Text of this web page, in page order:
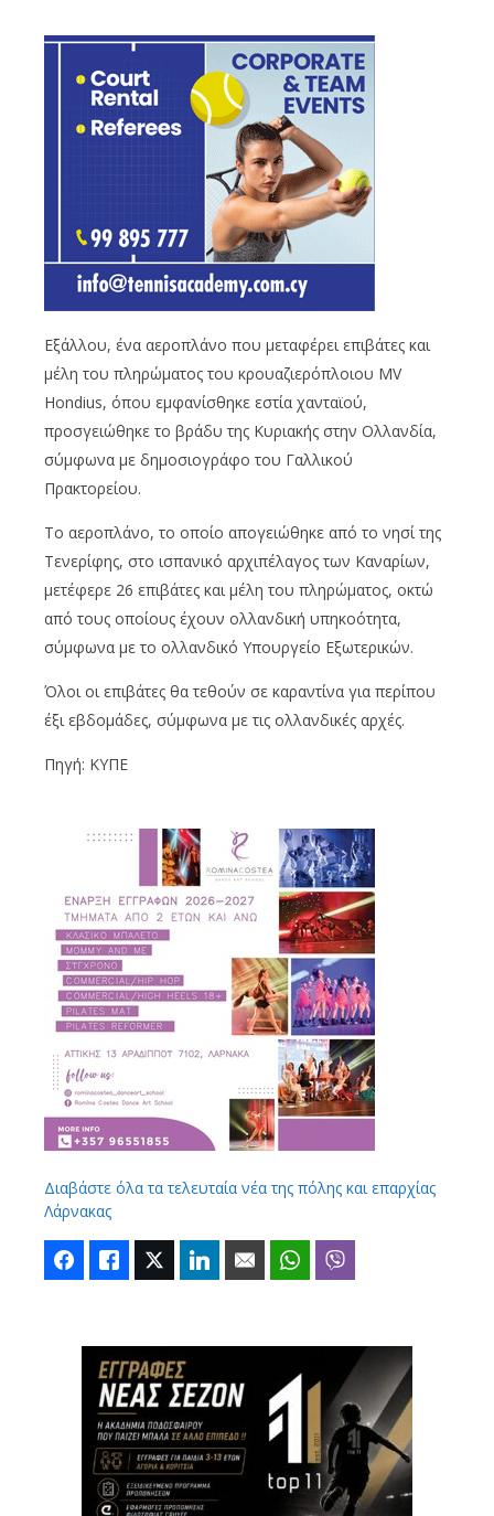
Εξάλλου, ένα αεροπλάνο που μεταφέρει επιβάτες και
μέλη του πληρώματος του κρουαζιερόπλοιου MV
Hondius, όπου εμφανίσθηκε εστία χανταϊού,
προσγειώθηκε το βράδυ της Κυριακής στην Ολλανδία,
σύμφωνα με δημοσιογράφο του Γαλλικού
Πρακτορείου.
Το αεροπλάνο, το οποίο απογειώθηκε από το νησί της
Τενερίφης, στο ισπανικό αρχιπέλαγος των Καναρίων,
μετέφερε 26 επιβάτες και μέλη του πληρώματος, οκτώ
από τους οποίους έχουν ολλανδική υπηκοότητα,
σύμφωνα με το ολλανδικό Υπουργείο Εξωτερικών.
Όλοι οι επιβάτες θα τεθούν σε καραντίνα για περίπου
έξι εβδομάδες, σύμφωνα με τις ολλανδικές αρχές.
Πηγή: ΚΥΠΕ
Διαβάστε όλα τα τελευταία νέα της πόλης και επαρχίας
Λάρνακας
FacebookLike Twitter LinkedIn Email WhatsApp